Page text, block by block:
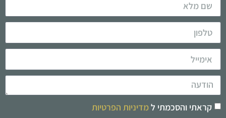
קראתי והסכמתי למדיניות הפרטיות